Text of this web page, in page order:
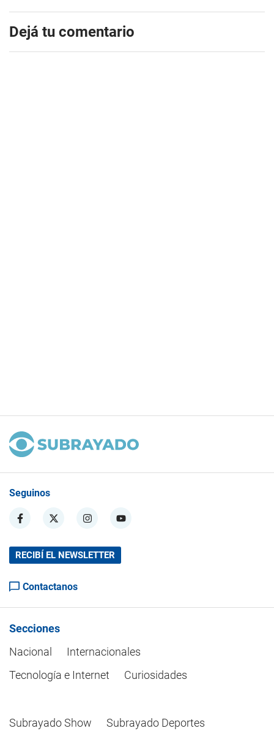
Dejá tu comentario
Seguinos
RECIBÍ EL NEWSLETTER
Contactanos
Secciones
Nacional
Internacionales
Tecnología e Internet
Curiosidades
Subrayado Show Subrayado Deportes